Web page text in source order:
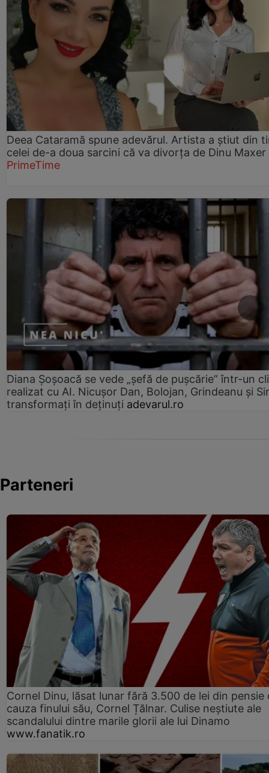
Deea Cataramă spune adevărul. Artista a știut din
celei de-a doua sarcini că va divorța de Dinu Maxer
PrimeTime
Diana Șoșoacă se vede „șefă de pușcărie” într-un
realizat cu AI. Nicușor Dan, Bolojan, Grindeanu și
transformați în deținuți adevarul.ro
Parteneri
Cornel Dinu, lăsat lunar fără 3.500 de lei din pensie
cauza finului său, Cornel Țălnar. Culise neștiute ale
scandalului dintre marile glorii ale lui Dinamo
www.fanatik.ro